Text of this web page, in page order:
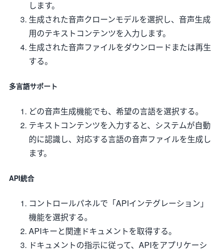
します。
生成された音声クローンモデルを選択し、音声生成
用のテキストコンテンツを入力します。
生成された音声ファイルをダウンロードまたは再生
する。
多言語サポート
どの音声生成機能でも、希望の言語を選択する。
テキストコンテンツを入力すると、システムが自動
的に認識し、対応する言語の音声ファイルを生成し
ます。
API統合
コントロールパネルで「APIインテグレーション」
機能を選択する。
APIキーと関連ドキュメントを取得する。
ドキュメントの指示に従って、APIをアプリケーシ